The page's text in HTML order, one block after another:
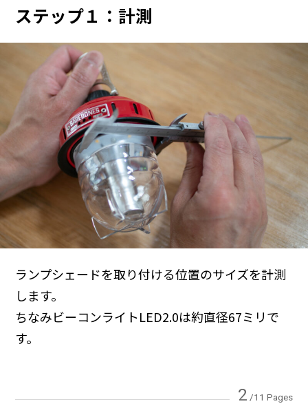
ステップ１：計測
ランプシェードを取り付ける位置のサイズを計測
します。
ちなみビーコンライトLED2.0は約直径67ミリで
す。
2 /11 Pages